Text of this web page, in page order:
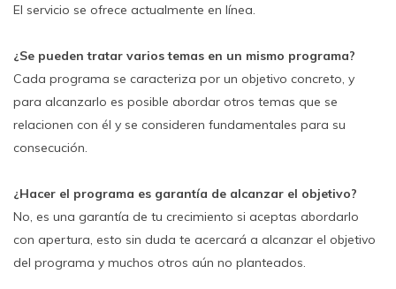
El servicio se ofrece actualmente en línea.
¿Se pueden tratar varios temas en un mismo programa?
Cada programa se caracteriza por un objetivo concreto, y
para alcanzarlo es posible abordar otros temas que se
relacionen con él y se consideren fundamentales para su
consecución.
¿Hacer el programa es garantía de alcanzar el objetivo?
No, es una garantía de tu crecimiento si aceptas abordarlo
con apertura, esto sin duda te acercará a alcanzar el objetivo
del programa y muchos otros aún no planteados.